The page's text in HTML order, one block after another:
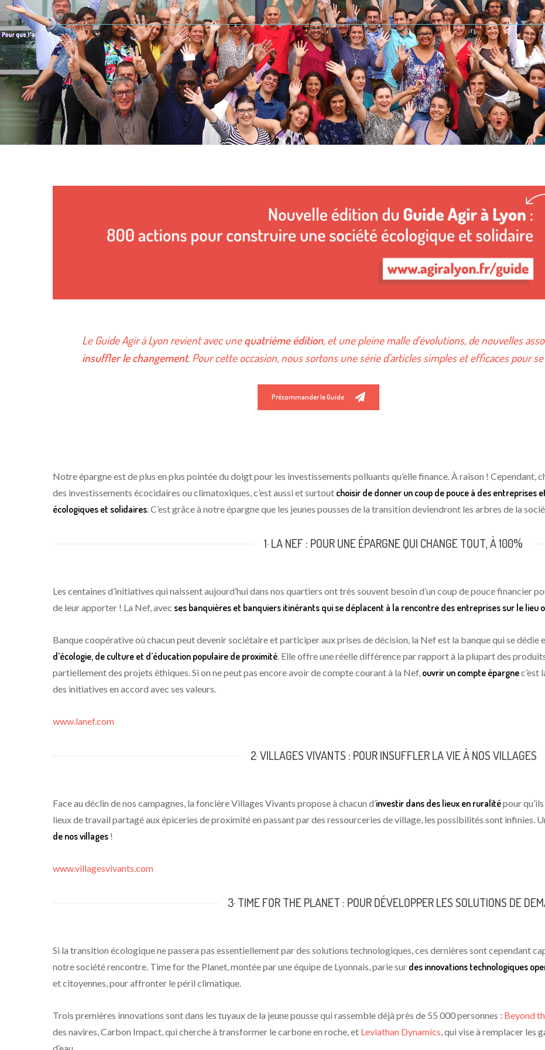
No Comments
Le Guide Agir à Lyon revient avec unequatrième édition, et une pleine malle d’évolutions, de nouvelles
insuffler le changement. Pour cette occasion, nous sortons une série d’articles simples et efficaces pour
Précommander le Guide
Notre épargne est de plus en plus pointée du doigt pour les investissements polluants qu’elle finance. À raison ! Cependant,
des investissements écocidaires ou climatoxiques, c’est aussi et surtout choisir de donner un coup de pouce à des entreprises
écologiques et solidaires. C’est grâce à notre épargne que les jeunes pousses de la transition deviendront les arbres de la
1· LA NEF : POUR UNE ÉPARGNE QUI CHANGE TOUT, À 100%
Les centaines d’initiatives qui naissent aujourd’hui dans nos quartiers ont très souvent besoin d’un coup de pouce financier
de leur apporter ! La Nef, avec ses banquières et banquiers itinérants qui se déplacent à la rencontre des entreprises sur le lieu
Banque coopérative où chacun peut devenir sociétaire et participer aux prises de décision, la Nef est la banque qui se dédie
d’écologie, de culture et d’éducation populaire de proximité. Elle offre une réelle différence par rapport à la plupart des
partiellement des projets éthiques. Si on ne peut pas encore avoir de compte courant à la Nef, ouvrir un compte épargnec’est
des initiatives en accord avec ses valeurs.
www.lanef.com
2· VILLAGES VIVANTS : POUR INSUFFLER LA VIE À NOS VILLAGES
Face au déclin de nos campagnes, la foncière Villages Vivants propose à chacun d’investir dans des lieux en ruralitépour
lieux de travail partagé aux épiceries de proximité en passant par des ressourceries de village, les possibilités sont infinies.
de nos villages !
www.villagesvivants.com
3· TIME FOR THE PLANET : POUR DÉVELOPPER LES SOLUTIONS DE
Si la transition écologique ne passera pas essentiellement par des solutions technologiques, ces dernières sont cependant
notre société rencontre. Time for the Planet, montée par une équipe de Lyonnais, parie sur des innovations technologiques
et citoyennes, pour affronter le péril climatique.
Trois premières innovations sont dans les tuyaux de la jeune pousse qui rassemble déjà près de 55 000 personnes : Beyond
des navires, Carbon Impact, qui cherche à transformer le carbone en roche, et Leviathan Dynamics, qui vise à remplacer les